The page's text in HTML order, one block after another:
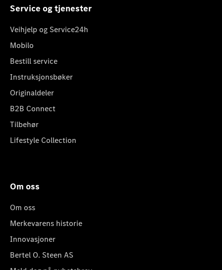
Service og tjenester
Veihjelp og Service24h
Mobilo
Bestill service
Instruksjonsbøker
Originaldeler
B2B Connect
Tilbehør
Lifestyle Collection
Om oss
Om oss
Merkevarens historie
Innovasjoner
Bertel O. Steen AS